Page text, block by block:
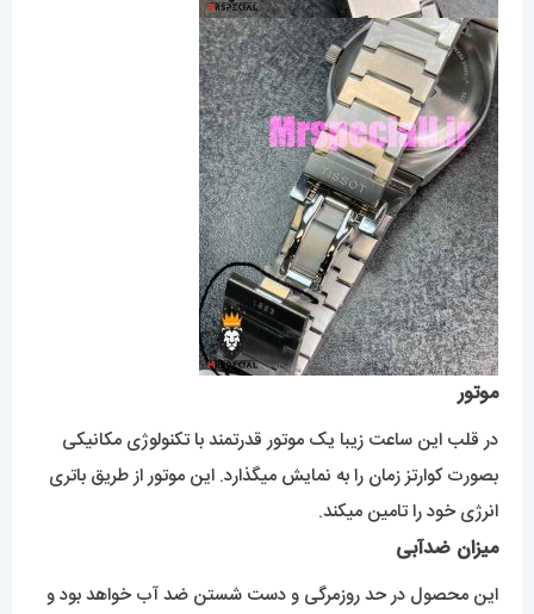
موتور
در قلب این ساعت زیبا یک موتور قدرتمند با تکنولوژی مکانیکی
بصورت کوارتز زمان را به نمایش میگذارد. این موتور از طریق باتری
انرژی خود را تامین میکند.
میزان ضدآبی
این محصول در حد روزمرگی و دست شستن ضد آب خواهد بود و